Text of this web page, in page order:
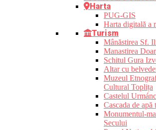
Harta
PUG-GIS
Harta digitală a
Turism
Mânăstirea Sf.
Manastirea
Schitul Gura
Altar cu
Muzeul
Cultural Toplița
Castelul
Cascada de apă
Monumentul-
Secului